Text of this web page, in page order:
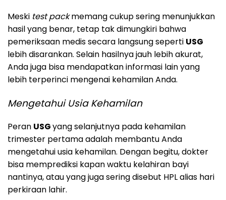
Meski test packmemang cukup sering menunjukkan
hasil yang benar, tetap tak dimungkiri bahwa
pemeriksaan medis secara langsung seperti USG
lebih disarankan. Selain hasilnya jauh lebih akurat,
Anda juga bisa mendapatkan informasi lain yang
lebih terperinci mengenai kehamilan Anda.
Mengetahui Usia Kehamilan
Peran USGyang selanjutnya pada kehamilan
trimester pertama adalah membantu Anda
mengetahui usia kehamilan. Dengan begitu, dokter
bisa memprediksi kapan waktu kelahiran bayi
nantinya, atau yang juga sering disebut HPL alias hari
perkiraan lahir.